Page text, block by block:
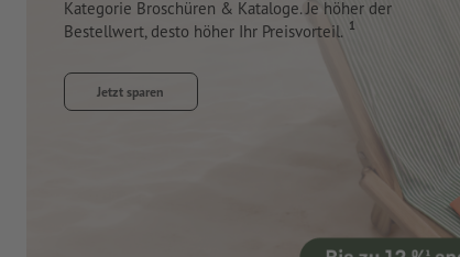
Mit innovativen Materialien aus Apfelresten und
Jetzt entdecken